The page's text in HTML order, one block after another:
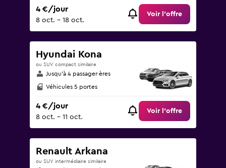
4 €/jour
8 oct. - 18 oct.
Voir l’offre
Hyundai Kona
ou SUV compact similaire
Jusqu’à 4 passager·ères
Véhicules 5 portes
4 €/jour
8 oct. - 11 oct.
Voir l’offre
Renault Arkana
ou SUV intermédiaire similaire